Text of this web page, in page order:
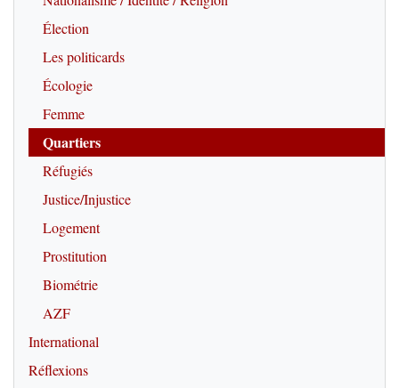
Élection
Les politicards
Écologie
Femme
Quartiers
Réfugiés
Justice/Injustice
Logement
Prostitution
Biométrie
AZF
International
Réflexions